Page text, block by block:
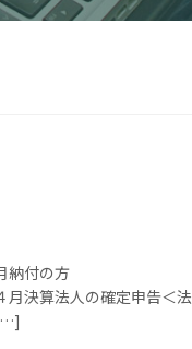
納付の方
人の確定申告＜法